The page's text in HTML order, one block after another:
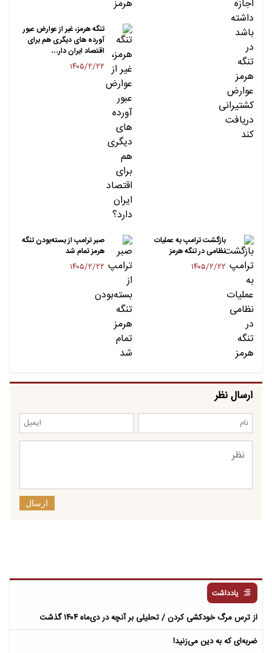
تنگه هرمز، غیر از عوارض عبور
آورده های دیگری هم برای
اقتصاد ایران دار…
۱۴۰۵/۲/۲۲
بازگشت ترامپ به عملیات
نظامی در تنگه هرمز
۱۴۰۵/۲/۲۲
صبر ترامپ از بسته‌بودن تنگه
هرمز تمام شد
۱۴۰۵/۲/۲۲
ارسال نظر
ارسال
یادداشت
از ترس مرگ خودکشی کردن / تحلیلی بر آنچه در دی‌ماه ۱۴۰۴ گذشت
ضربه‌ای که به دین می‌زنید!